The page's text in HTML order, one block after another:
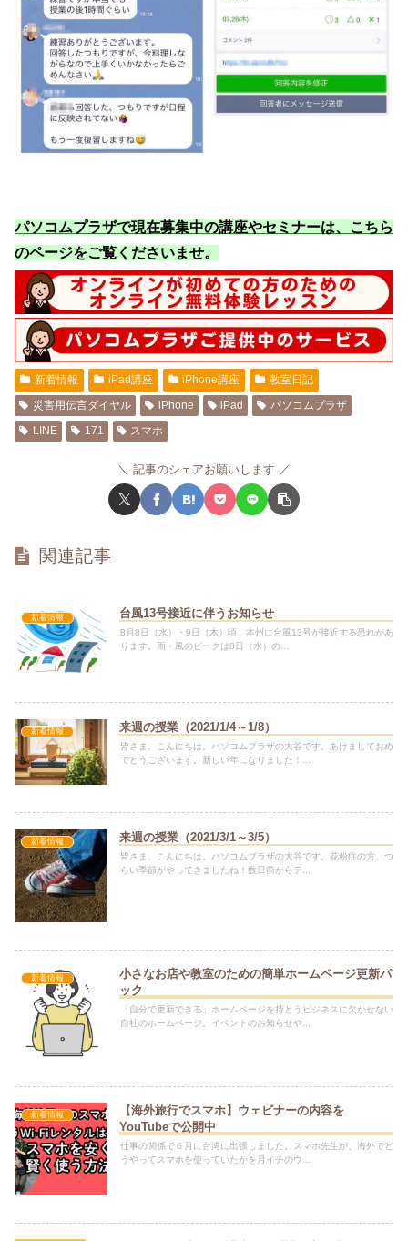
パソコムプラザで現在募集中の講座やセミナーは、こちら
のページをご覧くださいませ。
新着情報 iPad講座 iPhone講座
教室日記
災害用伝言ダイヤル
iPhone iPad
パソコムプラザ
LINE
171 スマホ
記事のシェアお願いします
関連記事
新着情報 台風13号接近に伴うお知らせ
8月8日（水）・9日（木）頃、本州に台風13号が接近する恐れがあ
ります。雨・風のピークは8日（水）の...
新着情報 来週の授業（2021/1/4～1/8）
皆さま、こんにちは。パソコムプラザの大谷です。あけましておめ
でとうございます。新しい年になりました！...
新着情報 来週の授業（2021/3/1～3/5）
皆さま、こんにちは。パソコムプラザの大谷です。花粉症の方、つ
らい季節がやってきましたね！数日前からテ...
新着情報
小さなお店や教室のための簡単ホームページ更新パ
ック
「自分で更新できる」ホームページを持とうビジネスに欠かせない
自社のホームページ。イベントのお知らせや...
新着情報
【海外旅行でスマホ】ウェビナーの内容を
YouTubeで公開中
仕事の関係で６月に台湾に出張しました。スマホ先生が、海外でど
うやってスマホを使っていたかを月イチのウ...